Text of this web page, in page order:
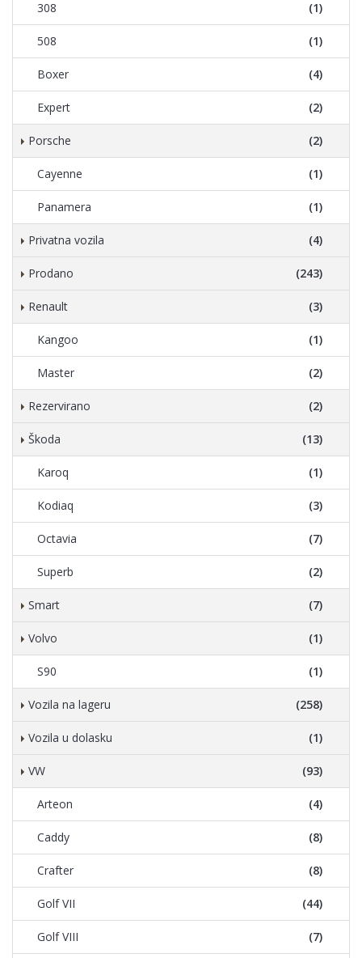
308 (1)
508 (1)
Boxer (4)
Expert (2)
Porsche (2)
Cayenne (1)
Panamera (1)
Privatna vozila (4)
Prodano (243)
Renault (3)
Kangoo (1)
Master (2)
Rezervirano (2)
Škoda (13)
Karoq (1)
Kodiaq (3)
Octavia (7)
Superb (2)
Smart (7)
Volvo (1)
S90 (1)
Vozila na lageru (258)
Vozila u dolasku (1)
VW (93)
Arteon (4)
Caddy (8)
Crafter (8)
Golf VII (44)
Golf VIII (7)